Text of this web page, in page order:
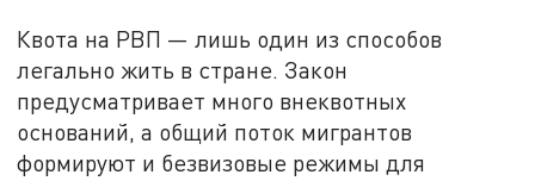
Квота на РВП — лишь один из способов
легально жить в стране. Закон
предусматривает много внеквотных
оснований, а общий поток мигрантов
формируют и безвизовые режимы для